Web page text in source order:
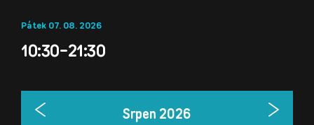
Pátek 07. 08. 2026
10:30-21:30
Srpen 2026